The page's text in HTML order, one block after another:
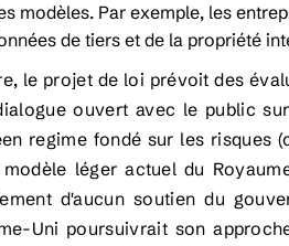
modèles. Par exemple, les
de tiers et de la propriété
le projet de loi prévoit des
ouvert avec le public
regime fondé sur les risques
léger actuel du
d'aucun soutien du
Uni poursuivrait son